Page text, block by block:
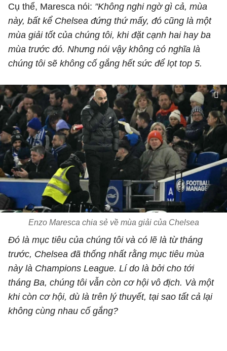
Cụ thể, Maresca nói: "Không nghi ngờ gì cả, mùa
này, bất kể Chelsea đứng thứ mấy, đó cũng là một
mùa giải tốt của chúng tôi, khi đặt cạnh hai hay ba
mùa trước đó. Nhưng nói vậy không có nghĩa là
chúng tôi sẽ không cố gắng hết sức để lọt top 5.
Enzo Maresca chia sẻ về mùa giải của Chelsea
Đó là mục tiêu của chúng tôi và có lẽ là từ tháng
trước, Chelsea đã thống nhất rằng mục tiêu mùa
này là Champions League. Lí do là bởi cho tới
tháng Ba, chúng tôi vẫn còn cơ hội vô địch. Và một
khi còn cơ hội, dù là trên lý thuyết, tại sao tất cả lại
không cùng nhau cố gắng?